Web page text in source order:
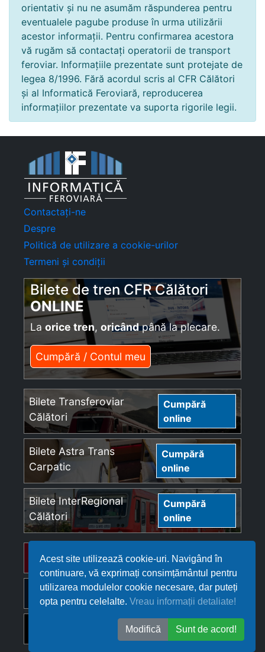
Acest site utilizează cookie-uri. Navigând în
continuare, vă exprimați consimțământul pentru
utilizarea modulelor cookie necesare, dar puteți
opta pentru celelalte.Vreau informații detaliate!
Modifică Sunt de acord!
orientativ și nu ne asumăm răspunderea pentru
eventualele pagube produse în urma utilizării
acestor informații. Pentru confirmarea acestora
vă rugăm să contactați operatorii de transport
feroviar. Informațiile prezentate sunt protejate de
legea 8/1996. Fără acordul scris al CFR Călători
și al Informatică Feroviară, reproducerea
informațiilor prezentate va suporta rigorile legii.
Contactați-ne
Despre
Politică de utilizare a cookie-urilor
Termeni și condiții
Bilete de tren CFR Călători
ONLINE
La orice tren, oricândpână la plecare.
Cumpără / Contul meu
Bilete Transferoviar
Călători
Cumpără
online
Bilete Astra Trans
Carpatic
Cumpără
online
Bilete InterRegional
Călători
Cumpără
online
Bilete Regio Călători Cumpără online
Bilete Softrans Cumpără online
Cumpără online